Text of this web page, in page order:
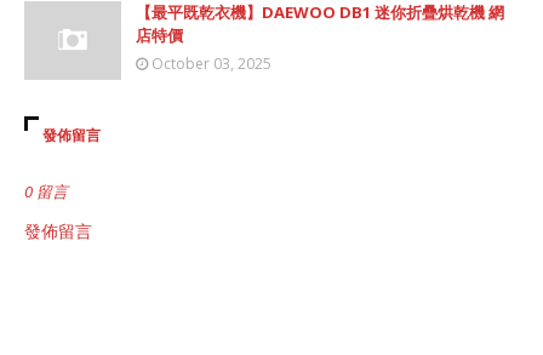
【最平既乾衣機】DAEWOO DB1 迷你折疊烘乾機 網
店特價
October 03, 2025
發佈留言
0 留言
發佈留言